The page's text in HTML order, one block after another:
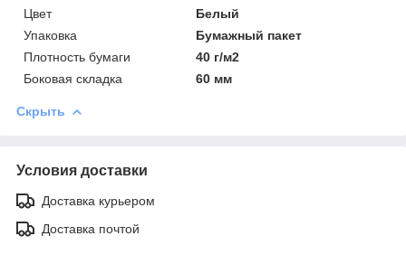
Цвет
Белый
Упаковка
Бумажный пакет
Плотность бумаги
40 г/м2
Боковая складка
60 мм
Скрыть
Условия доставки
Доставка курьером
Доставка почтой